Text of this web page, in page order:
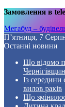
Замовлення в
Мегабуд –
П’ятниця, 7
Останні новини
Що відомо
Із середини
вилов раків
Що